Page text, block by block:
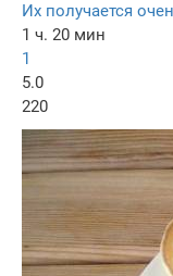
Их получается
1 ч. 20 мин
1
5.0
220